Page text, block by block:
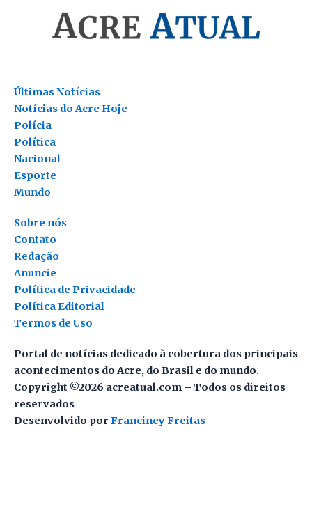
Últimas Notícias
Notícias do Acre Hoje
Polícia
Política
Nacional
Esporte
Mundo
Contato
Redação
Anuncie
Política de Privacidade
Política Editorial
Termos de Uso
Sobre nós
Portal de notícias dedicado à cobertura dos principais
acontecimentos do Acre, do Brasil e do mundo.
Copyright ©2026 acreatual.com – Todos os direitos
reservados
Desenvolvido por Franciney Freitas